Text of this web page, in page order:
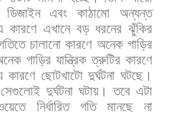
ডিজাইন এবং কাঠামো
অন্যন্ত
কারণে এখানে বড় ধরনের ঝুঁকির
চালানো কারণে অনেক গাড়ির
গাড়ির যান্ত্রিক ত্রুটির কারণে
কারণে ছোটখাটো দুর্ঘটনা ঘটছে।
সেগুলোই দুর্ঘটনা ঘটায়। তবে এটা
নির্ধারিত গতি মানছে
না